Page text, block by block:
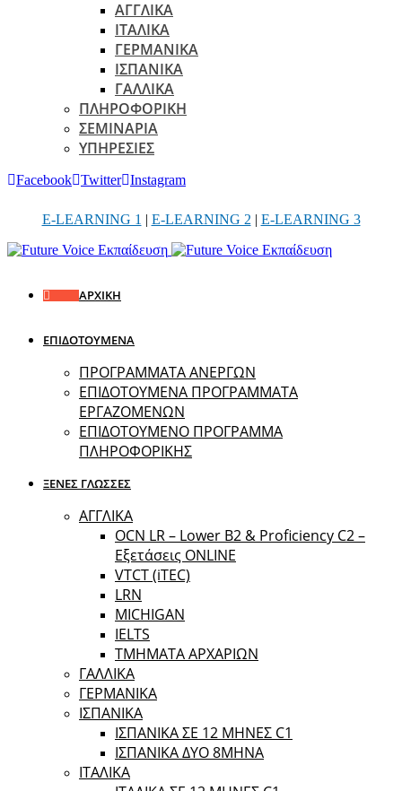
ΑΓΓΛΙΚΑ
ΙΤΑΛΙΚΑ
ΓΕΡΜΑΝΙΚΑ
ΙΣΠΑΝΙΚΑ
ΓΑΛΛΙΚΑ
ΠΛΗΡΟΦΟΡΙΚΗ
ΣΕΜΙΝΑΡΙΑ
ΥΠΗΡΕΣΙΕΣ
Facebook Twitter Instagram
E-LEARNING 1 | E-LEARNING 2 | E-LEARNING 3
ΑΡΧΙΚΗ
ΕΠΙΔΟΤΟΥΜΕΝΑ
ΠΡΟΓΡΑΜΜΑΤΑ ΑΝΕΡΓΩΝ
ΕΠΙΔΟΤΟΥΜΕΝΑ ΠΡΟΓΡΑΜΜΑΤΑ
ΕΡΓΑΖΟΜΕΝΩΝ
ΕΠΙΔΟΤΟΥΜΕΝΟ ΠΡΟΓΡΑΜΜΑ
ΠΛΗΡΟΦΟΡΙΚΗΣ
ΞΕΝΕΣ ΓΛΩΣΣΕΣ
ΑΓΓΛΙΚΑ
OCN LR – Lower B2 & Proficiency C2 –
Εξετάσεις ONLINE
VTCT (iTEC)
LRN
MICHIGAN
IELTS
ΤΜΗΜΑΤΑ ΑΡΧΑΡΙΩΝ
ΓΑΛΛΙΚΑ
ΓΕΡΜΑΝΙΚΑ
ΙΣΠΑΝΙΚΑ
ΙΣΠΑΝΙΚΑ ΣΕ 12 ΜΗΝΕΣ C1
ΙΣΠΑΝΙΚΑ ΔΥΟ 8ΜΗΝΑ
ΙΤΑΛΙΚΑ